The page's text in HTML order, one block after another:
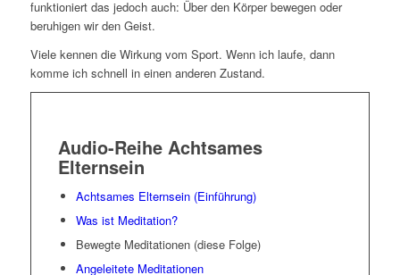
funktioniert das jedoch auch: Über den Körper bewegen oder
beruhigen wir den Geist.
Viele kennen die Wirkung vom Sport. Wenn ich laufe, dann
komme ich schnell in einen anderen Zustand.
Audio-Reihe Achtsames
Elternsein
Achtsames Elternsein (Einführung)
Was ist Meditation?
Bewegte Meditationen (diese Folge)
Angeleitete Meditationen